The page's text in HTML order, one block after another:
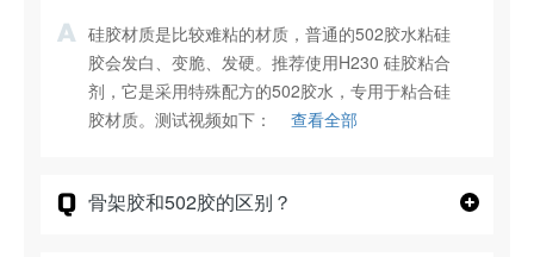
A 硅胶材质是比较难粘的材质，普通的502胶水粘硅
胶会发白、变脆、发硬。推荐使用H230 硅胶粘合
剂，它是采用特殊配方的502胶水，专用于粘合硅
胶材质。测试视频如下： 查看全部
Q 骨架胶和502胶的区别？